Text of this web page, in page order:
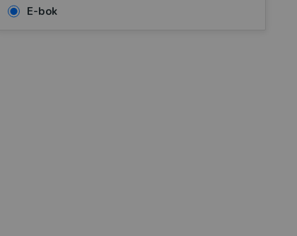
E-bok